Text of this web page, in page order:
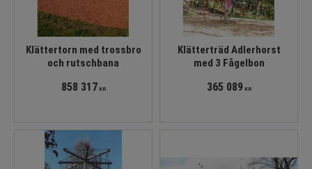
Klättertorn med trossbro
och rutschbana
858 317 KR
Klätterträd Adlerhorst
med 3 Fågelbon
365 089 KR